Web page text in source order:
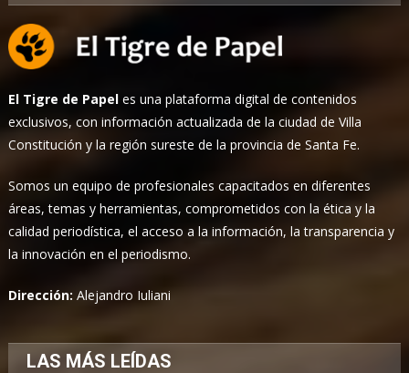
El Tigre de Papel es una plataforma digital de contenidos
exclusivos, con información actualizada de la ciudad de Villa
Constitución y la región sureste de la provincia de Santa Fe.
Somos un equipo de profesionales capacitados en diferentes
áreas, temas y herramientas, comprometidos con la ética y la
calidad periodística, el acceso a la información, la transparencia y
la innovación en el periodismo.
Dirección:Alejandro Iuliani
LAS MÁS LEÍDAS